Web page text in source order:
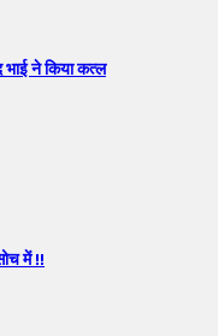
ने किया कत्ल
में !!